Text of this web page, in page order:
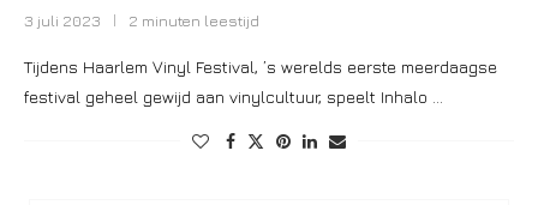
3 juli 2023 2 minuten leestijd
Tijdens Haarlem Vinyl Festival, ’s werelds eerste meerdaagse
festival geheel gewijd aan vinylcultuur, speelt Inhalo …